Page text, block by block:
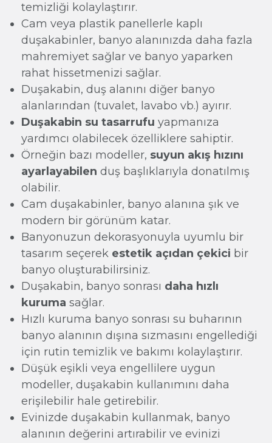
temizliği kolaylaştırır.
Cam veya plastik panellerle kaplı
duşakabinler, banyo alanınızda daha fazla
mahremiyet sağlar ve banyo yaparken
rahat hissetmenizi sağlar.
Duşakabin, duş alanını diğer banyo
alanlarından (tuvalet, lavabo vb.) ayırır.
Duşakabin su tasarrufu yapmanıza
yardımcı olabilecek özelliklere sahiptir.
Örneğin bazı modeller, suyun akış hızını
ayarlayabilen duş başlıklarıyla donatılmış
olabilir.
Cam duşakabinler, banyo alanına şık ve
modern bir görünüm katar.
Banyonuzun dekorasyonuyla uyumlu bir
tasarım seçerek estetik açıdan çekici bir
banyo oluşturabilirsiniz.
Duşakabin, banyo sonrası daha hızlı
kuruma sağlar.
Hızlı kuruma banyo sonrası su buharının
banyo alanının dışına sızmasını engellediği
için rutin temizlik ve bakımı kolaylaştırır.
Düşük eşikli veya engellilere uygun
modeller, duşakabin kullanımını daha
erişilebilir hale getirebilir.
Evinizde duşakabin kullanmak, banyo
alanının değerini artırabilir ve evinizi